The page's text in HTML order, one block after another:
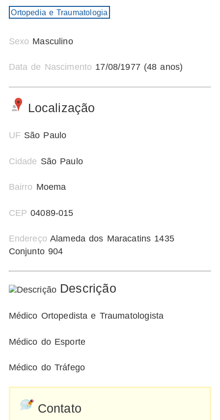
Ortopedia e Traumatologia
Sexo Masculino
Data de Nascimento 17/08/1977 (48 anos)
Localização
UF São Paulo
Cidade São Paulo
Bairro Moema
CEP 04089-015
Endereço Alameda dos Maracatins 1435
Conjunto 904
Descrição
Médico Ortopedista e Traumatologista
Médico do Esporte
Médico do Tráfego
Contato